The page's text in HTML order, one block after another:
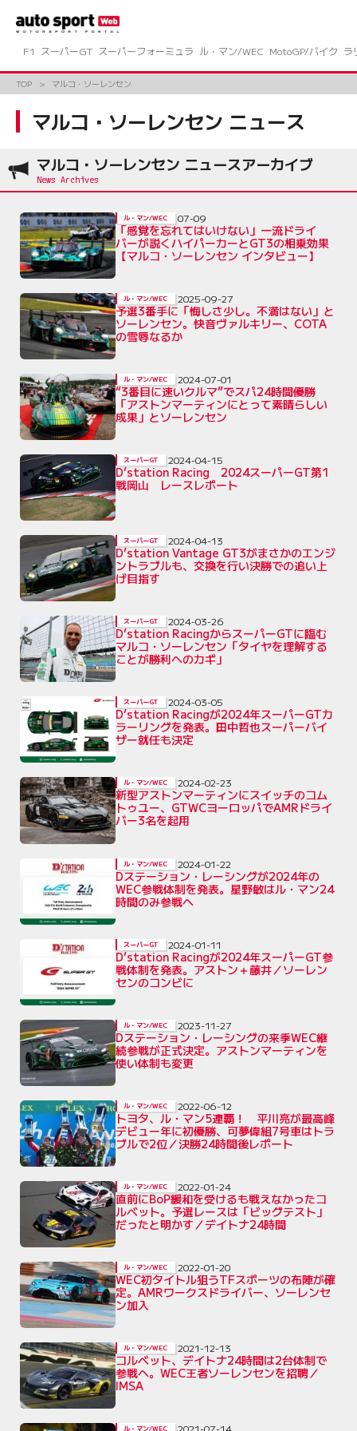
ツ
ス
F1 スーパーGT スーパーフォーミュラ ル・マン/WEC MotoGP/バイク ラ
TOP マルコ・ソーレンセン
マルコ・ソーレンセン ニュース
マルコ・ソーレンセン ニュースアーカイブ
「感覚を忘れてはいけない」一流ドライ
バーが説くハイパーカーとGT3の相乗効果
【マルコ・ソーレンセン インタビュー】
ル・マン/WEC 07-09
予選3番手に「悔しさ少し。不満はない」と
ソーレンセン。快音ヴァルキリー、COTA
の雪辱なるか
ル・マン/WEC 2025-09-27
“3番目に速いクルマ”でスパ24時間優勝
「アストンマーティンにとって素晴らしい
成果」とソーレンセン
ル・マン/WEC 2024-07-01
D’station Racing 2024スーパーGT第1
戦岡山 レースレポート
スーパーGT 2024-04-15
D’station Vantage GT3がまさかのエンジ
ントラブルも、交換を行い決勝での追い上
げ目指す
スーパーGT 2024-04-13
D’station RacingからスーパーGTに臨む
マルコ・ソーレンセン「タイヤを理解する
ことが勝利へのカギ」
スーパーGT 2024-03-26
D’station Racingが2024年スーパーGTカ
ラーリングを発表。田中哲也スーパーバイ
ザー就任も決定
スーパーGT 2024-03-05
新型アストンマーティンにスイッチのコム
トゥユー、GTWCヨーロッパでAMRドライ
バー3名を起用
ル・マン/WEC 2024-02-23
Dステーション・レーシングが2024年の
WEC参戦体制を発表。星野敏はル・マン24
時間のみ参戦へ
ル・マン/WEC 2024-01-22
D’station Racingが2024年スーパーGT参
戦体制を発表。アストン＋藤井／ソーレン
センのコンビに
スーパーGT 2024-01-11
Dステーション・レーシングの来季WEC継
続参戦が正式決定。アストンマーティンを
使い体制も変更
ル・マン/WEC 2023-11-27
トヨタ、ル・マン5連覇！ 平川亮が最高峰
デビュー年に初優勝、可夢偉組7号車はトラ
ブルで2位／決勝24時間後レポート
ル・マン/WEC 2022-06-12
直前にBoP緩和を受けるも戦えなかったコ
ルベット。予選レースは「ビッグテスト」
だったと明かす／デイトナ24時間
ル・マン/WEC 2022-01-24
WEC初タイトル狙うTFスポーツの布陣が確
定。AMRワークスドライバー、ソーレンセ
ン加入
ル・マン/WEC 2022-01-20
コルベット、デイトナ24時間は2台体制で
参戦へ。WEC王者ソーレンセンを招聘／
IMSA
ル・マン/WEC 2021-12-13
ル・マン/WEC 2021-07-14